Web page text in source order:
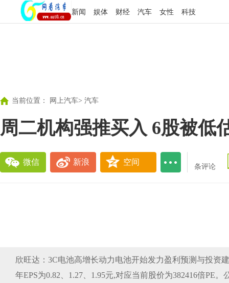
新闻 娱体 财经 汽车 女性 科技
当前位置： 网上汽车> 汽车
周二机构强推买入 6股被低
微信 新浪 空间
条评论
欣旺达：3C电池高增长动力电池开始发力盈利预测与投资
年EPS为0.82、1.27、1.95元,对应当前股价为382416倍PE